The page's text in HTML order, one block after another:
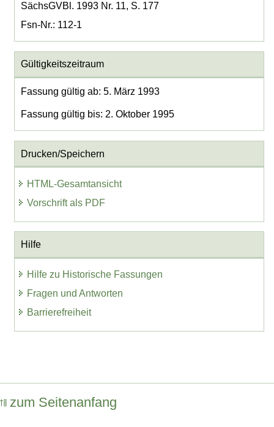
SächsGVBl. 1993 Nr. 11, S. 177
Fsn-Nr.: 112-1
Gültigkeitszeitraum
Fassung gültig ab: 5. März 1993
Fassung gültig bis: 2. Oktober 1995
Drucken/Speichern
HTML-Gesamtansicht
Vorschrift als PDF
Hilfe
Hilfe zu Historische Fassungen
Fragen und Antworten
Barrierefreiheit
zum Seitenanfang